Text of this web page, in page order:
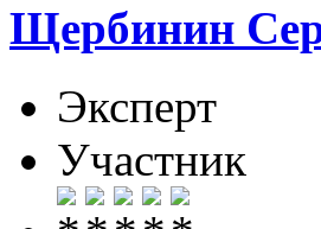
Щербинин
Эксперт
Участник